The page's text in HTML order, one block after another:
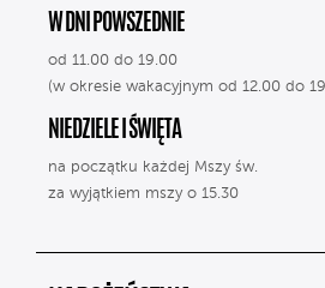
W DNI POWSZEDNIE
od 11.00 do 19.00
(w okresie wakacyjnym od 12.00 do
NIEDZIELE I ŚWIĘTA
na początku każdej Mszy św.
za wyjątkiem mszy o 15.30